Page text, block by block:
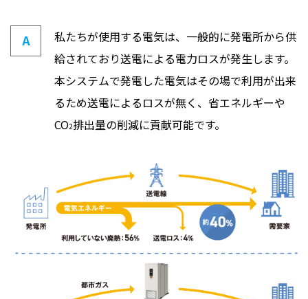
私たちが使用する電気は、一般的に発電所から供
給されており送電による電力ロスが発生します。
本システムで発電した電気はその場で利用が出来
るため送電によるロスが無く、省エネルギーや
CO2排出量の削減に貢献可能です。